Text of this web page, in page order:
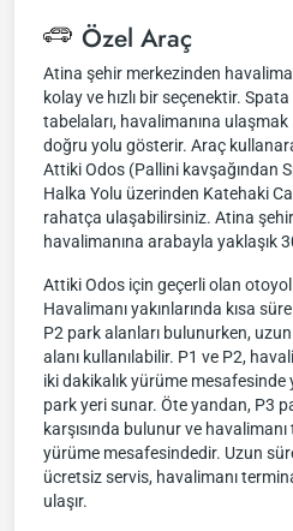
Özel Araç
Atina şehir merkezinden
kolay ve hızlı bir seçenektir.
tabelaları, havalimanına ulaşmak
doğru yolu gösterir. Araç
Attiki Odos (Pallini kavşağından
Halka Yolu üzerinden Katehaki
rahatça ulaşabilirsiniz. Atina
havalimanına arabayla yaklaşık
Attiki Odos için geçerli olan
Havalimanı yakınlarında kısa
P2 park alanları bulunurken,
alanı kullanılabilir. P1 ve P2,
iki dakikalık yürüme mesafesinde
park yeri sunar. Öte yandan, P3
karşısında bulunur ve
yürüme mesafesindedir. Uzun
ücretsiz servis, havalimanı
ulaşır.